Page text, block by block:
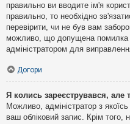
правильно ви вводите ім'я
правильно, то необхідно
перевірити, чи не був вам
можливо, що допущена помилка
адміністратором для
Догори
Я колись зареєструвався, але
Можливо, адміністратор з
ваш обліковий запис. Крім того,